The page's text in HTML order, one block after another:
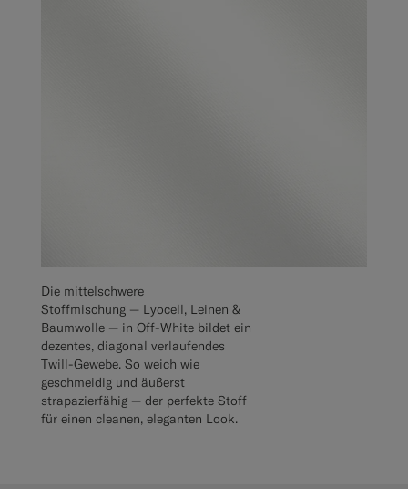
Die mittelschwere
Stoffmischung — Lyocell, Leinen &
Baumwolle — in Off-White bildet ein
dezentes, diagonal verlaufendes
Twill-Gewebe. So weich wie
geschmeidig und äußerst
strapazierfähig — der perfekte Stoff
für einen cleanen, eleganten Look.